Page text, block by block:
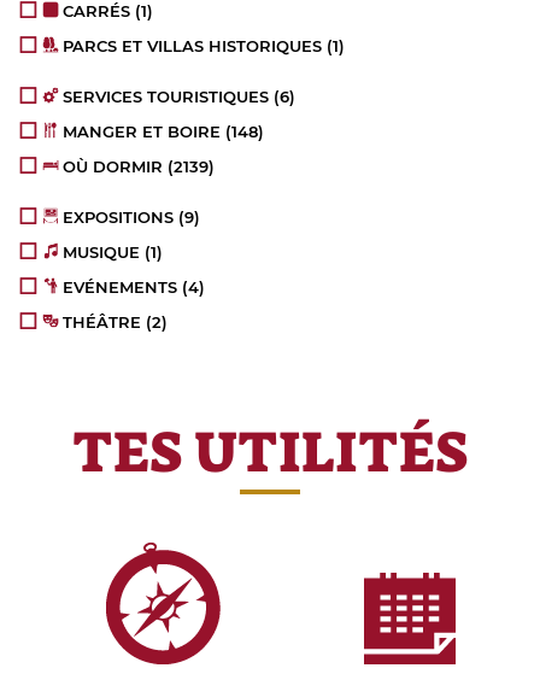
CARRÉS (1)
PARCS ET VILLAS HISTORIQUES (1)
SERVICES TOURISTIQUES (6)
MANGER ET BOIRE (148)
OÙ DORMIR (2139)
EXPOSITIONS (9)
MUSIQUE (1)
EVÉNEMENTS (4)
THÉÂTRE (2)
TES UTILITÉS